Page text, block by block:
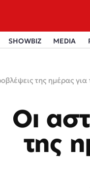
SHOWBIZ MEDIA
της ημέρας για
Οι
της